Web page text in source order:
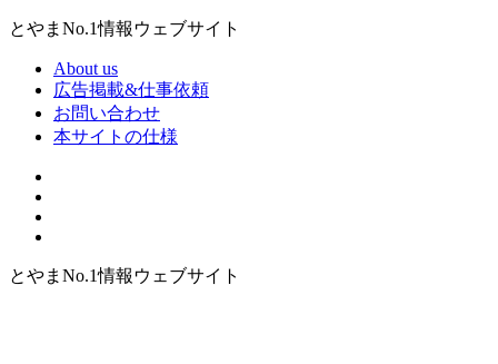
とやまNo.1情報ウェブサイト
About us
広告掲載&仕事依頼
お問い合わせ
本サイトの仕様
とやまNo.1情報ウェブサイト